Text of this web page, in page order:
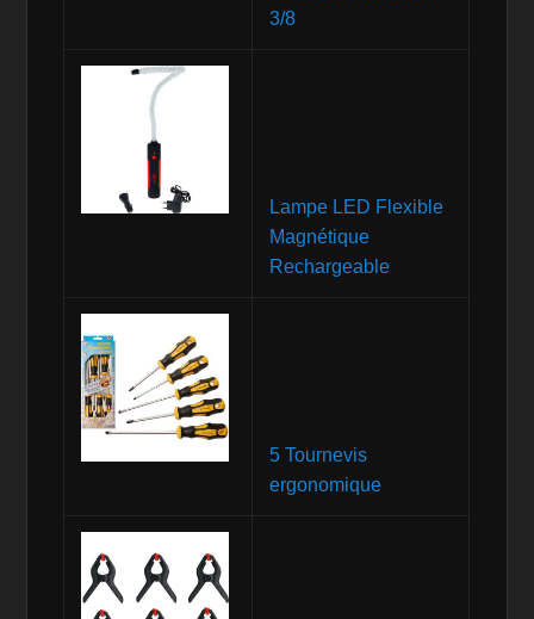
3/8
Lampe LED Flexible
Magnétique
Rechargeable
5 Tournevis
ergonomique